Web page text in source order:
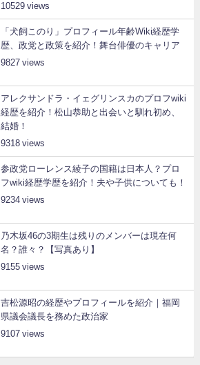
10529
「犬飼このり」プロフィール年齢Wiki経歴学
歴、政党と政策を紹介！舞台俳優のキャリア
9827
アレクサンドラ・イェグリンスカのプロフwiki
経歴を紹介！松山恭助と出会いと馴れ初め、
結婚！
9318
参政党ローレンス綾子の国籍は日本人？プロ
フwiki経歴学歴を紹介！夫や子供についても！
9234
乃木坂46の3期生は残りのメンバーは現在何
名？誰々？【写真あり】
9155
吉松源昭の経歴やプロフィールを紹介｜福岡
県議会議長を務めた政治家
9107